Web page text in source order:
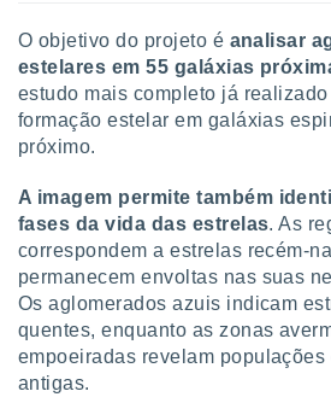
O objetivo do projeto é analisar
estelares em 55 galáxias
estudo mais completo já
formação estelar em galáxias
próximo.
A imagem permite também
fases da vida das estrelas. As
correspondem a estrelas recém-
permanecem envoltas nas suas
Os aglomerados azuis indicam
quentes, enquanto as zonas
empoeiradas revelam
antigas.